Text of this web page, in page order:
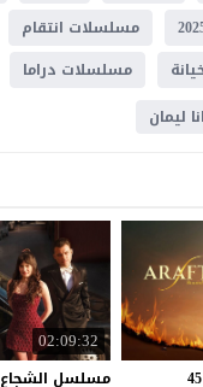
مسلسلات انتقام
مسلسلات دراما
ليمان
45
02:09:32
مسلسل الشجاع